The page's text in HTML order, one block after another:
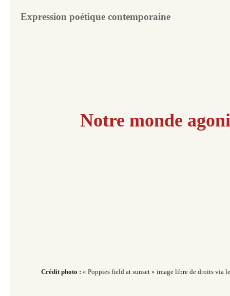
Expression poétique contemporaine
Notre monde
Crédit photo : « Poppies field at sunset » image libre de droits via